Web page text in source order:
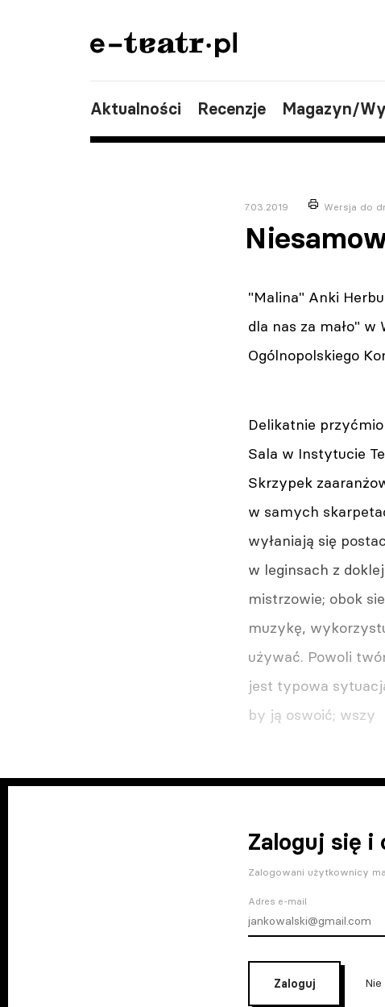
Aktualności Recenzje Magazyn/
7.03.2019 Wersja do
"Malina" Anki
dla nas za mało"
Ogólnopolskiego
Delikatnie
Sala w Instytucie
Skrzypek
w samych
wyłaniają się
w leginsach z
mistrzowie; obok
muzykę,
używać. Powoli
jest typowa
by ją oswoić; wszy
Zaloguj się i
Zalogowani użytkownicy
Adres e-mail
Zaloguj